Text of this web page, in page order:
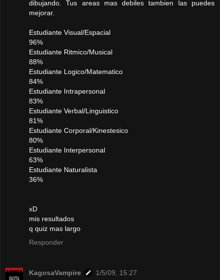
dibujando. Tus areas mas debiles tambien las puedes
mejorar.
Estudiante Visual/Espacial
96%
Estudiante Ritmico/Musical
88%
Estudiante Logico/Matematico
84%
Estudiante Intrapersonal
83%
Estudiante Verbal/Linguistico
81%
Estudiante Corporal/Kinestesico
80%
Estudiante Interpersonal
63%
Estudiante Naturalista
36%
xD
mis resultados
q quiz mas largo
Responder
KagosaVampire
1/5/09, 15:27